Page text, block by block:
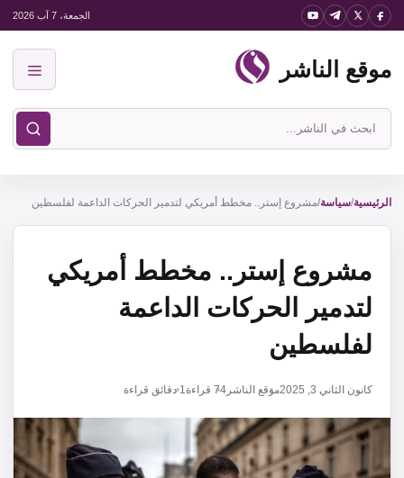
انتقل
المحتوى
الجمعة، 7 آب 2026
موقع الناشر
ابحث
في
الناشر
الرئيسية/سياسة/مشروع إستر.. مخطط أمريكي لتدمير الحركات الداعمة لفلسطين
مشروع إستر.. مخطط أمريكي
لتدمير الحركات الداعمة
لفلسطين
كانون الثاني 3, 2025 موقع الناشر 74 قراءة1 دقائق قراءة